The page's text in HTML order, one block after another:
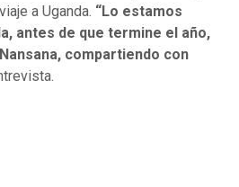
a Uganda. “Lo estamos
antes de que termine el año,
compartiendo con